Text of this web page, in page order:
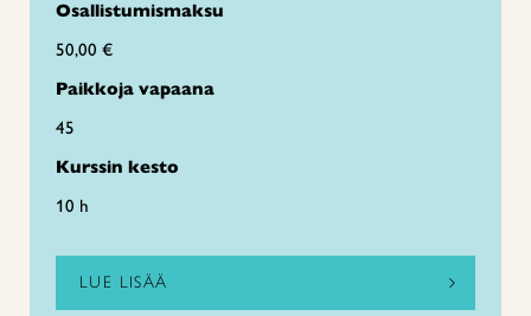
Osallistumismaksu
50,00 €
Paikkoja vapaana
45
Kurssin kesto
10 h
LUE LISÄÄ